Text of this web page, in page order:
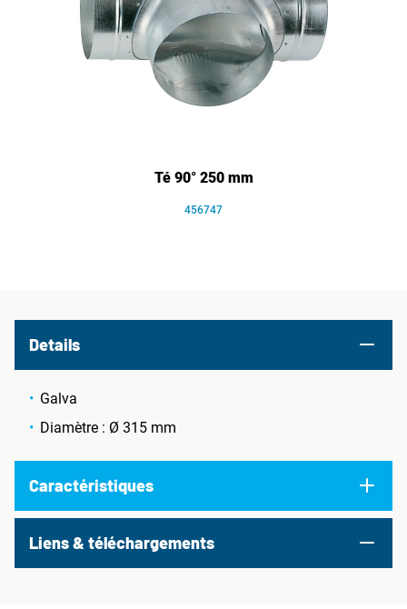
Té 90° 250 mm
456747
Details
Galva
Diamètre : Ø 315 mm
Caractéristiques
Liens & téléchargements